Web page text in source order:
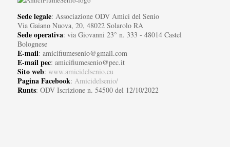
Sede legale: Associazione ODV Amici del Senio
Via Gaiano Nuova, 20, 48022 Solarolo RA
Sede operativa: via Giovanni 23° n. 333 - 48014 Castel
Bolognese
E-mail: amicifiumesenio@gmail.com
E-mail pec: amicifiumesenio@pec.it
Sito web: www.amicidelsenio.eu
Pagina Facebook: Amicidelsenio/
Runts: ODV Iscrizione n. 54500 del 12/10/2022